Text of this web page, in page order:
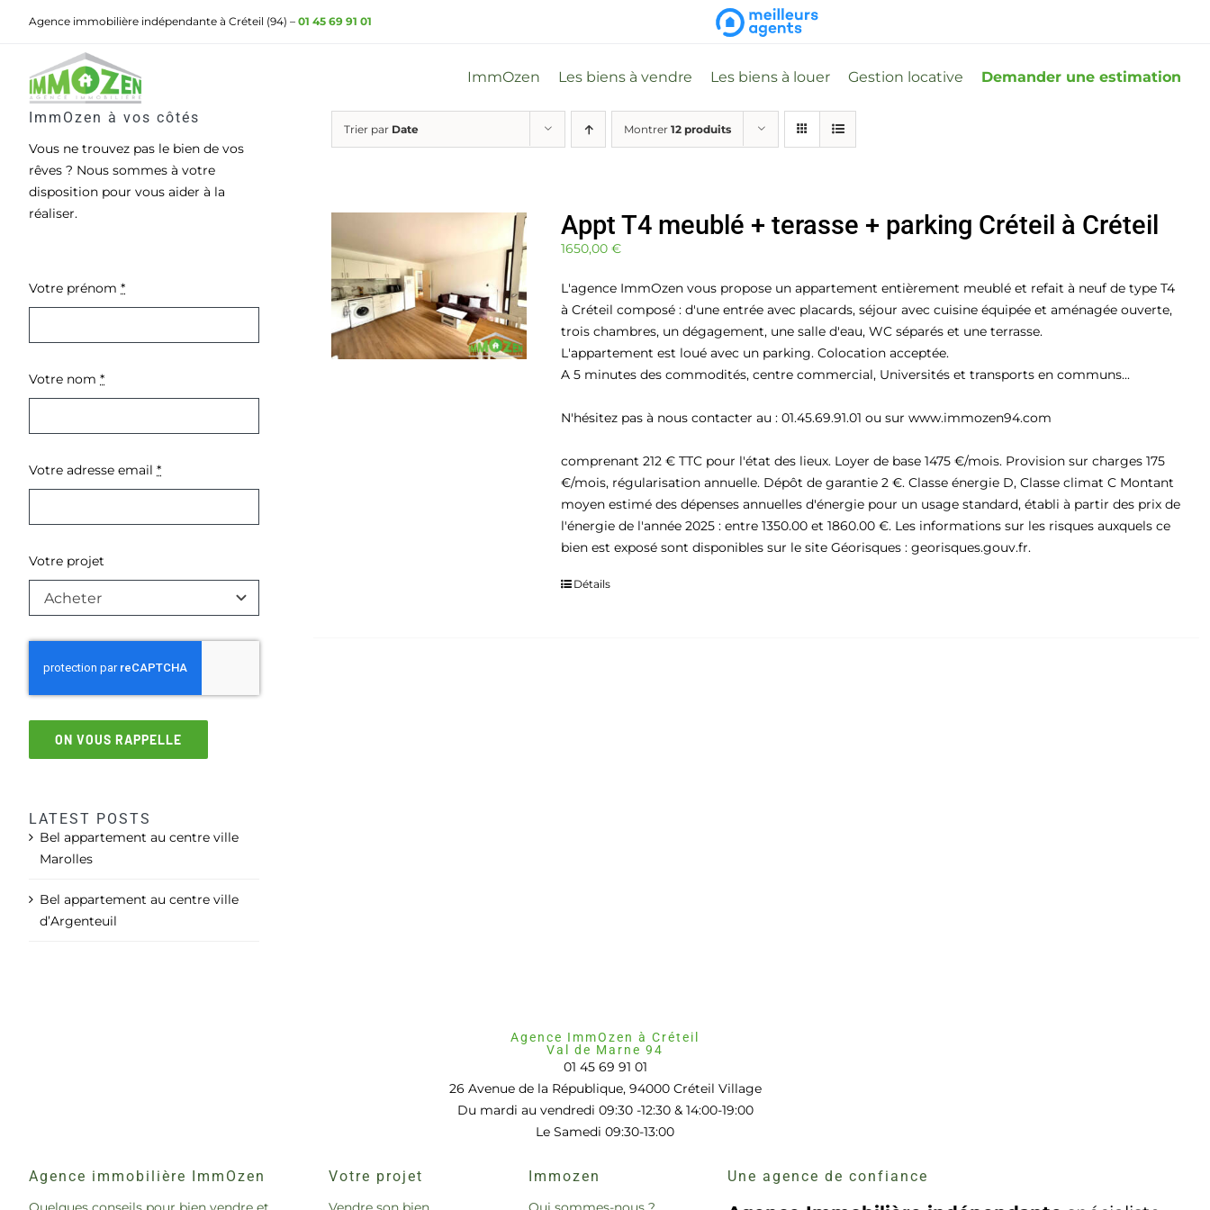
Agence immobilière indépendante à Créteil (94) – 01 45 69 91 01
ImmOzen Les biens à vendre Les biens à louer Gestion locative Demander une estimation
Trier par Date Montrer 12 produits
Appt T4 meublé + terasse + parking Créteil à Créteil
1650,00 €
L'agence ImmOzen vous propose un appartement entièrement meublé et refait à neuf de type T4
à Créteil composé : d'une entrée avec placards, séjour avec cuisine équipée et aménagée ouverte,
trois chambres, un dégagement, une salle d'eau, WC séparés et une terrasse.
L'appartement est loué avec un parking. Colocation acceptée.
A 5 minutes des commodités, centre commercial, Universités et transports en communs...
N'hésitez pas à nous contacter au : 01.45.69.91.01 ou sur www.immozen94.com
comprenant 212 € TTC pour l'état des lieux. Loyer de base 1475 €/mois. Provision sur charges 175
€/mois, régularisation annuelle. Dépôt de garantie 2 €. Classe énergie D, Classe climat C Montant
moyen estimé des dépenses annuelles d'énergie pour un usage standard, établi à partir des prix de
l'énergie de l'année 2025 : entre 1350.00 et 1860.00 €. Les informations sur les risques auxquels ce
bien est exposé sont disponibles sur le site Géorisques : georisques.gouv.fr.
Détails
ImmOzen à vos côtés
Vous ne trouvez pas le bien de vos
rêves ? Nous sommes à votre
disposition pour vous aider à la
réaliser.
Votre prénom *
Votre nom *
Votre adresse email *
Votre projet
ON VOUS RAPPELLE
LATEST POSTS
Bel appartement au centre ville
Marolles
Bel appartement au centre ville
d’Argenteuil
Agence ImmOzen à Créteil
Val de Marne 94
01 45 69 91 01
26 Avenue de la République, 94000 Créteil Village
Du mardi au vendredi 09:30 -12:30 & 14:00-19:00
Le Samedi 09:30-13:00
Agence immobilière ImmOzen Votre projet Immozen Une agence de confiance